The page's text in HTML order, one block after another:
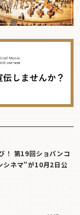
！ 第19回ショパンコ
シネマ”が10月2日公